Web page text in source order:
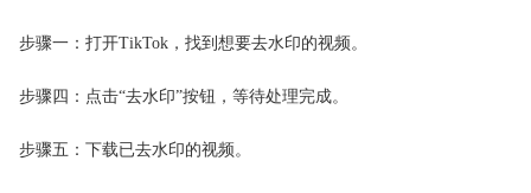
步骤一：打开TikTok，找到想要去水印的视频。
步骤四：点击“去水印”按钮，等待处理完成。
步骤五：下载已去水印的视频。